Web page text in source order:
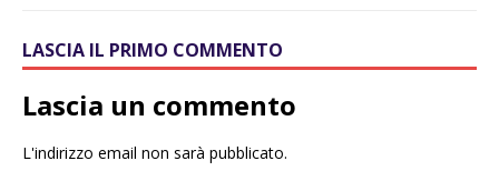
LASCIA IL PRIMO COMMENTO
Lascia un commento
L'indirizzo email non sarà pubblicato.